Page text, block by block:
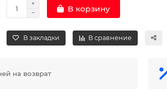
В корзину
В закладки В сравнение
на возврат